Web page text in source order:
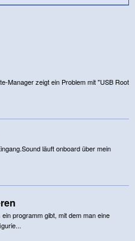
Manager zeigt ein Problem mit "USB Root
läuft onboard über mein
programm gibt, mit dem man eine